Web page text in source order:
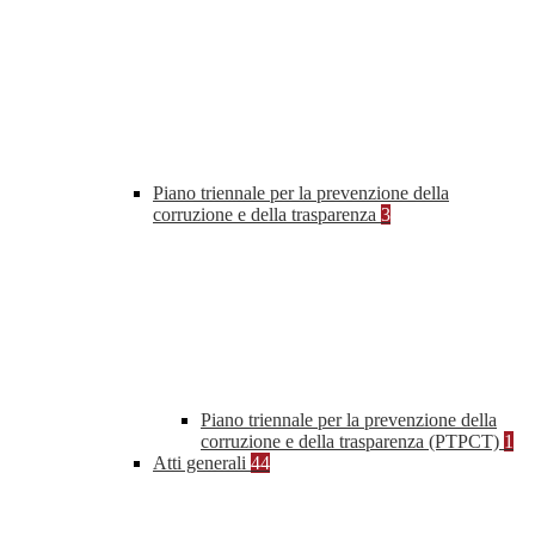
Piano triennale per la prevenzione della
corruzione e della trasparenza 3
Piano triennale per la prevenzione della
corruzione e della trasparenza (PTPCT) 1
Atti generali 44